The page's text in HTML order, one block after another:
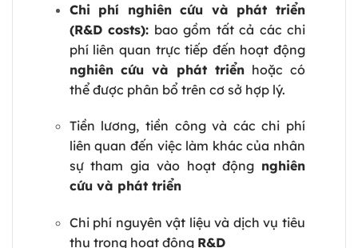
Chi phí nghiên cứu và phát triển
(R&D costs): bao gồm tất cả các chi
phí liên quan trực tiếp đến hoạt động
nghiên cứu và phát triển hoặc có
thể được phân bổ trên cơ sở hợp lý.
Tiền lương, tiền công và các chi phí
liên quan đến việc làm khác của nhân
sự tham gia vào hoạt động nghiên
cứu và phát triển
Chi phí nguyên vật liệu và dịch vụ tiêu
thụ trong hoạt động R&D